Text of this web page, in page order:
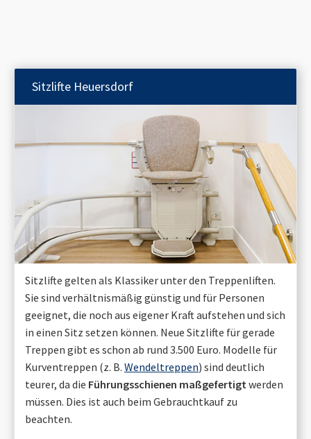
Sitzlifte Heuersdorf
Sitzlifte gelten als Klassiker unter den Treppenliften.
Sie sind verhältnismäßig günstig und für Personen
geeignet, die noch aus eigener Kraft aufstehen und sich
in einen Sitz setzen können. Neue Sitzlifte für gerade
Treppen gibt es schon ab rund 3.500 Euro. Modelle für
Kurventreppen (z. B. Wendeltreppen) sind deutlich
teurer, da die Führungsschienen maßgefertigt werden
müssen. Dies ist auch beim Gebrauchtkauf zu
beachten.